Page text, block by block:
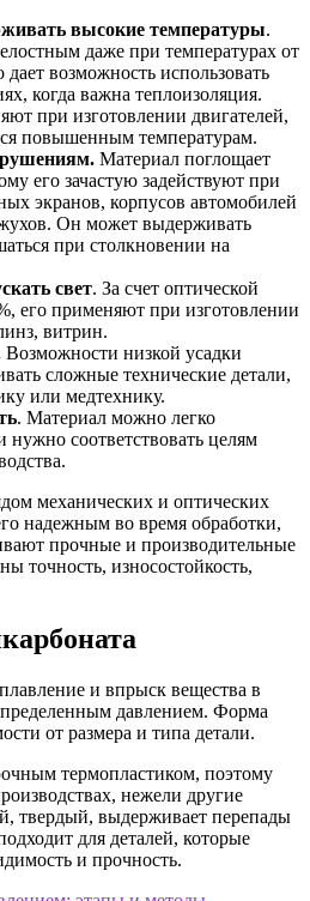
высокие температуры.
даже при температурах от
возможность использовать
когда важна теплоизоляция.
при изготовлении двигателей,
повышенным температурам.
Материал поглощает
его зачастую задействуют при
экранов, корпусов автомобилей
Он может выдерживать
при столкновении на
свет. За счет оптической
его применяют при изготовлении
витрин.
Возможности низкой усадки
сложные технические детали,
или медтехнику.
. Материал можно легко
нужно соответствовать целям
механических и оптических
надежным во время обработки,
прочные и производительные
точность, износостойкость,
и впрыск вещества в
давлением. Форма
от размера и типа детали.
термопластиком, поэтому
нежели другие
твердый, выдерживает перепады
для деталей, которые
и прочность.